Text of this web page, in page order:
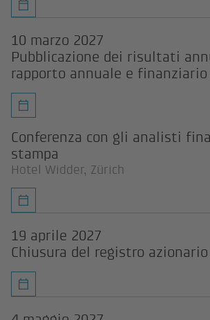
10 marzo 2027
Pubblicazione dei risultati
rapporto annuale e finanziario
Conferenza con gli analisti
stampa
Hotel Widder, Zürich
19 aprile 2027
Chiusura del registro azionario